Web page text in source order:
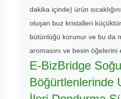
dakika içinde) ürün
oluşan buz kristalleri
bütünlüğü korunur ve bu da
aromasını ve besin öğelerini
E-BizBridge
Böğürtlenlerinde